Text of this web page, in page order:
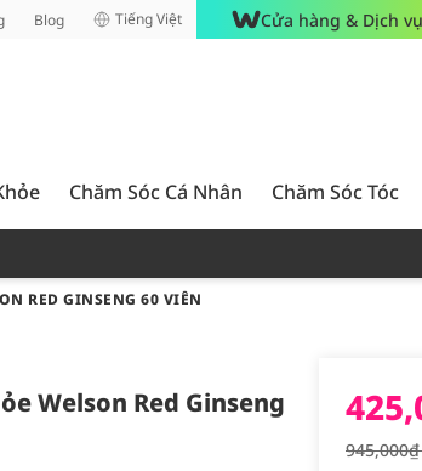
Blog Tiếng Việt Cửa hàng & Dịch vụ
Chăm Sóc Cá Nhân Chăm Sóc Tóc
RED GINSENG 60 VIÊN
Welson Red Ginseng